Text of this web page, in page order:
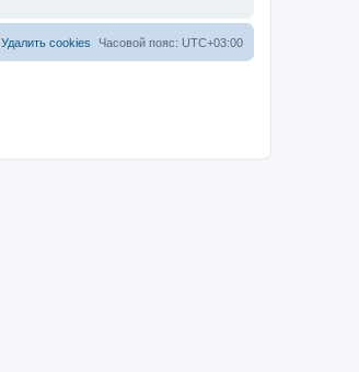
Часовой пояс: UTC+03:00
Удалить cookies